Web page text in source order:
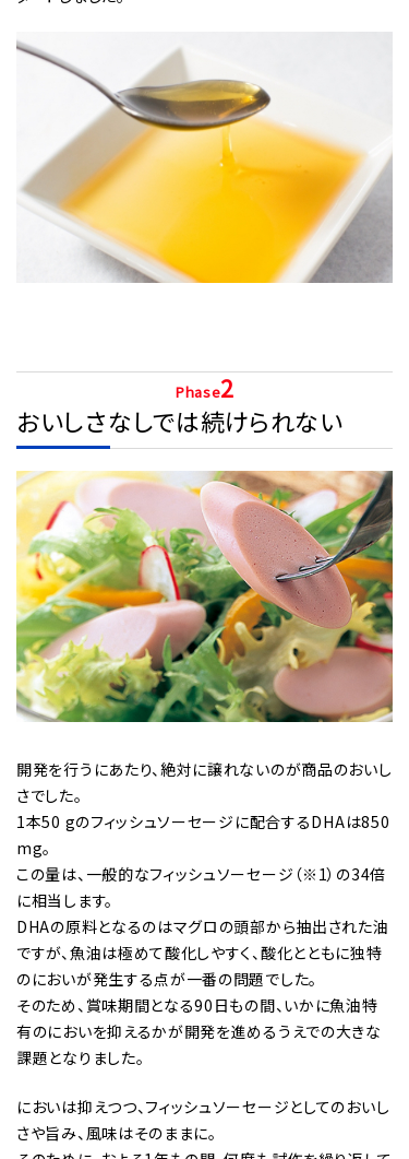
Phase2
おいしさなしでは続けられない
開発を行うにあたり、絶対に譲れないのが商品のおいし
さでした。
1本50 gのフィッシュソーセージに配合するDHAは850
mg。
この量は、一般的なフィッシュソーセージ（※1）の34倍
に相当します。
DHAの原料となるのはマグロの頭部から抽出された油
ですが、魚油は極めて酸化しやすく、酸化とともに独特
のにおいが発生する点が一番の問題でした。
そのため、賞味期間となる90日もの間、いかに魚油特
有のにおいを抑えるかが開発を進めるうえでの大きな
課題となりました。
においは抑えつつ、フィッシュソーセージとしてのおいし
さや旨み、風味はそのままに。